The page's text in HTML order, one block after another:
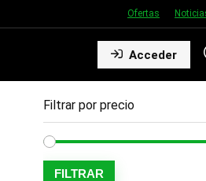
Ofertas
Acceder
Filtrar por precio
FILTRAR